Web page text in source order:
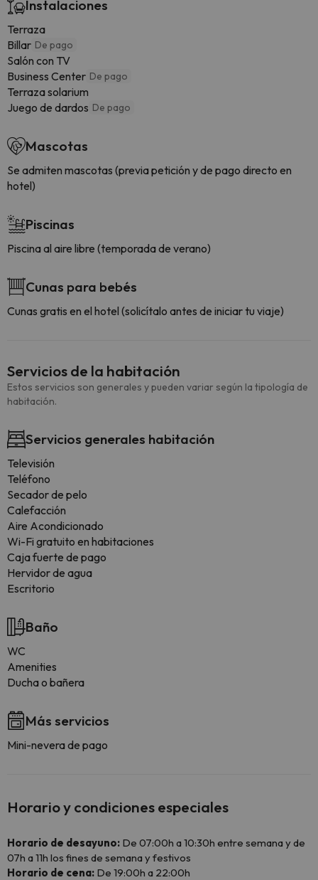
Instalaciones
Terraza
Billar De pago
Salón con TV
Business Center De pago
Terraza solarium
Juego de dardos De pago
Mascotas
Se admiten mascotas (previa petición y de pago directo en
hotel)
Piscinas
Piscina al aire libre (temporada de verano)
Cunas para bebés
Cunas gratis en el hotel (solicítalo antes de iniciar tu viaje)
Servicios de la habitación
Estos servicios son generales y pueden variar según la tipología de
habitación.
Servicios generales habitación
Televisión
Teléfono
Secador de pelo
Calefacción
Aire Acondicionado
Wi-Fi gratuito en habitaciones
Caja fuerte de pago
Hervidor de agua
Escritorio
Baño
WC
Amenities
Ducha o bañera
Más servicios
Mini-nevera de pago
Horario y condiciones especiales
Horario de desayuno: De 07:00h a 10:30h entre semana y de
07h a 11h los fines de semana y festivos
Horario de cena: De 19:00h a 22:00h